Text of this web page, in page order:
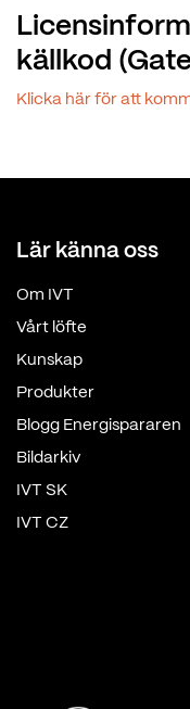
källkod
Klicka här för att
Lär känna oss
Om IVT
Vårt löfte
Kunskap
Produkter
Blogg Energispararen
Bildarkiv
IVT SK
IVT CZ